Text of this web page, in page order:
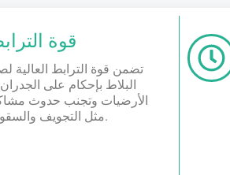
قوة
تضمن قوة الترابط العالية
البلاط بإحكام على
الأرضيات وتجنب حدوث
مثل التجويف والسقوط.